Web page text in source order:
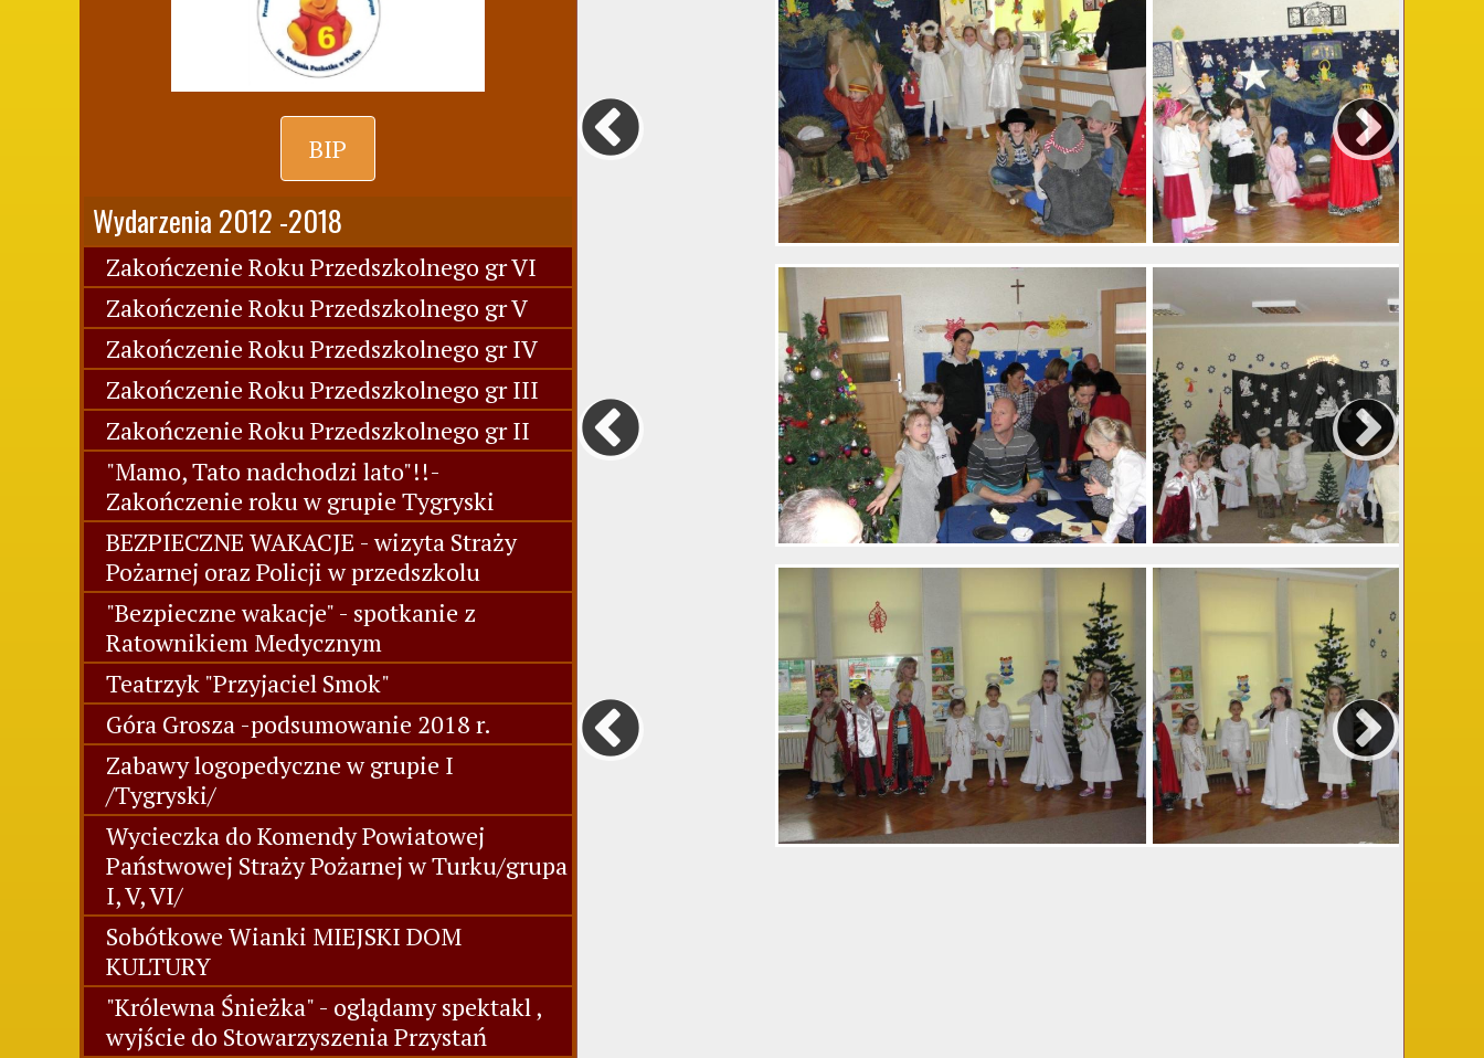
BIP
Wydarzenia 2012 -2018
Zakończenie Roku Przedszkolnego gr VI
Zakończenie Roku Przedszkolnego gr V
Zakończenie Roku Przedszkolnego gr IV
Zakończenie Roku Przedszkolnego gr III
Zakończenie Roku Przedszkolnego gr II
"Mamo, Tato nadchodzi lato"!!-
Zakończenie roku w grupie Tygryski
BEZPIECZNE WAKACJE - wizyta Straży
Pożarnej oraz Policji w przedszkolu
"Bezpieczne wakacje" - spotkanie z
Ratownikiem Medycznym
Teatrzyk "Przyjaciel Smok"
Góra Grosza -podsumowanie 2018 r.
Zabawy logopedyczne w grupie I
/Tygryski/
Wycieczka do Komendy Powiatowej
Państwowej Straży Pożarnej w Turku/grupa
I, V, VI/
Sobótkowe Wianki MIEJSKI DOM
KULTURY
"Królewna Śnieżka" - oglądamy spektakl ,
wyjście do Stowarzyszenia Przystań